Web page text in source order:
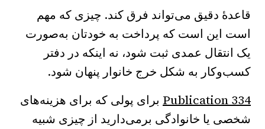
قاعدهٔ دقیق می‌تواند فرق کند. چیزی که مهم
است این است که پرداخت به خودتان به‌صورت
یک انتقال عمدی ثبت شود، نه اینکه در دفتر
کسب‌وکار به شکل خرج خانوار پنهان شود.
Publication 334 برای پولی که برای هزینه‌های
شخصی یا خانوادگی برمی‌دارید از چیزی شبیه